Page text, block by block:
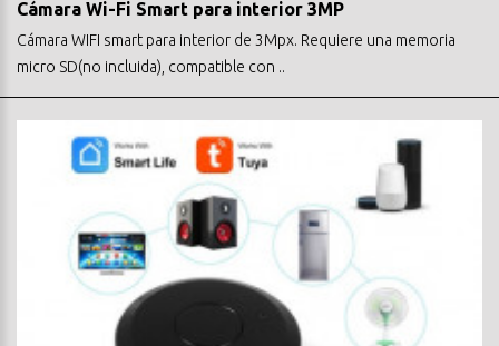
Cámara Wi-Fi Smart para interior 3MP
Cámara WIFI smart para interior de 3Mpx. Requiere una memoria
micro SD(no incluida), compatible con ..